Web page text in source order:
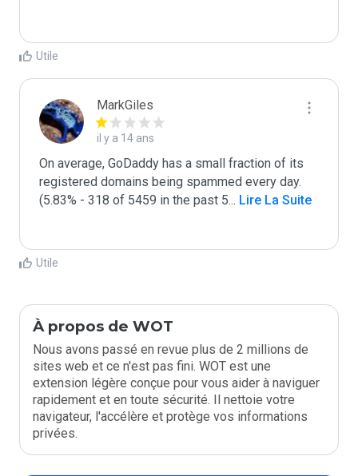
Utile
MarkGiles
il y a 14 ans
On average, GoDaddy has a small fraction of its
registered domains being spammed every day.
(5.83% - 318 of 5459 in the past 5... Lire La Suite
Utile
À propos de WOT
Nous avons passé en revue plus de 2 millions de
sites web et ce n'est pas fini. WOT est une
extension légère conçue pour vous aider à naviguer
rapidement et en toute sécurité. Il nettoie votre
navigateur, l'accélère et protège vos informations
privées.